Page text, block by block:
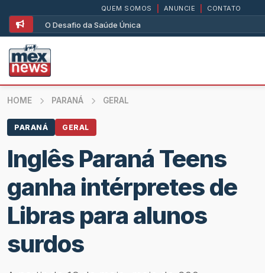
O Desafio da Saúde Única
QUEM SOMOS ANUNCIE CONTATO
HOME PARANÁ GERAL
PARANÁ GERAL
Inglês Paraná Teens
ganha intérpretes de
Libras para alunos
surdos